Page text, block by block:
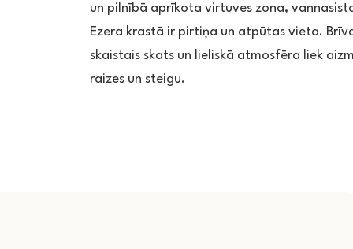
un pilnībā aprīkota virtuves zona,
Ezera krastā ir pirtiņa un atpūtas vieta.
skaistais skats un lieliskā atmosfēra liek
raizes un steigu.